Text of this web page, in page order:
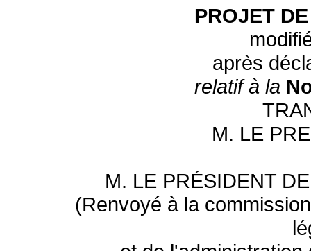
PROJET
après
relatif à la
M. LE
M. LE PRÉSIDENT
(Renvoyé à la